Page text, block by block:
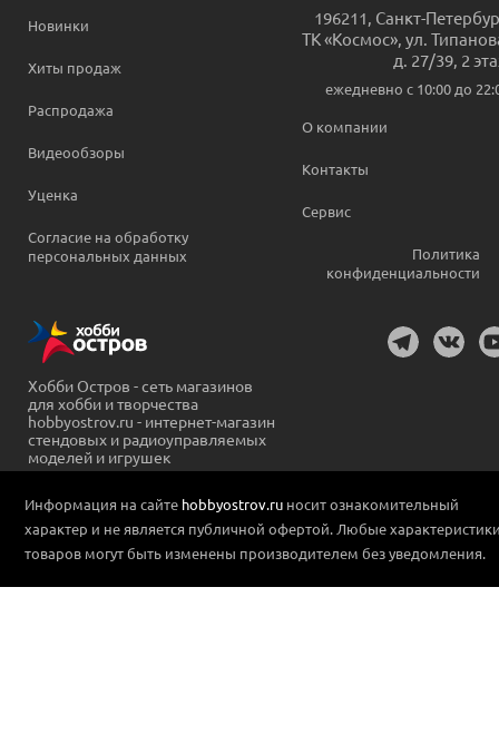
Новинки
Хиты продаж
Распродажа
Видеообзоры
Уценка
Согласие на обработку
персональных данных
196211, Санкт-
ТК «Космос», ул.
д. 27/39, 2
ежедневно c 10:00 до
О компании
Контакты
Сервис
Политика
конфиденциальности
Хобби Остров - сеть магазинов
для хобби и творчества
hobbyostrov.ru - интернет-магазин
стендовых и радиоуправляемых
моделей и игрушек
Информация на сайте hobbyostrov.ru носит ознакомительный
характер и не является публичной офертой. Любые
товаров могут быть изменены производителем без уведомления.